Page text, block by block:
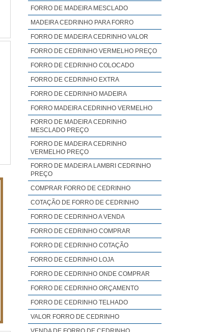
FORRO DE MADEIRA MESCLADO
MADEIRA CEDRINHO PARA FORRO
FORRO DE MADEIRA CEDRINHO VALOR
FORRO DE CEDRINHO VERMELHO PREÇO
FORRO DE CEDRINHO COLOCADO
FORRO DE CEDRINHO EXTRA
FORRO DE CEDRINHO MADEIRA
FORRO MADEIRA CEDRINHO VERMELHO
FORRO DE MADEIRA CEDRINHO
MESCLADO PREÇO
FORRO DE MADEIRA CEDRINHO
VERMELHO PREÇO
FORRO DE MADEIRA LAMBRI CEDRINHO
PREÇO
COMPRAR FORRO DE CEDRINHO
COTAÇÃO DE FORRO DE CEDRINHO
FORRO DE CEDRINHO A VENDA
FORRO DE CEDRINHO COMPRAR
FORRO DE CEDRINHO COTAÇÃO
FORRO DE CEDRINHO LOJA
FORRO DE CEDRINHO ONDE COMPRAR
FORRO DE CEDRINHO ORÇAMENTO
FORRO DE CEDRINHO TELHADO
VALOR FORRO DE CEDRINHO